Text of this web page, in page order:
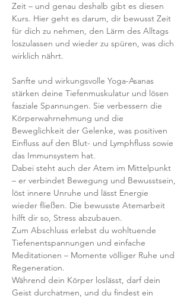
Zeit – und genau deshalb gibt es diesen
Kurs. Hier geht es darum, dir bewusst Zeit
für dich zu nehmen, den Lärm des Alltags
loszulassen und wieder zu spüren, was dich
wirklich nährt.
Sanfte und wirkungsvolle Yoga-Asanas
stärken deine Tiefenmuskulatur und lösen
fasziale Spannungen. Sie verbessern die
Körperwahrnehmung und die
Beweglichkeit der Gelenke, was positiven
Einfluss auf den Blut- und Lymphfluss sowie
das Immunsystem hat.
Dabei steht auch der Atem im Mittelpunkt
– er verbindet Bewegung und Bewusstsein,
löst innere Unruhe und lässt Energie
wieder fließen. Die bewusste Atemarbeit
hilft dir so, Stress abzubauen.
Zum Abschluss erlebst du wohltuende
Tiefenentspannungen und einfache
Meditationen – Momente völliger Ruhe und
Regeneration.
Während dein Körper loslässt, darf dein
Geist durchatmen, und du findest ein